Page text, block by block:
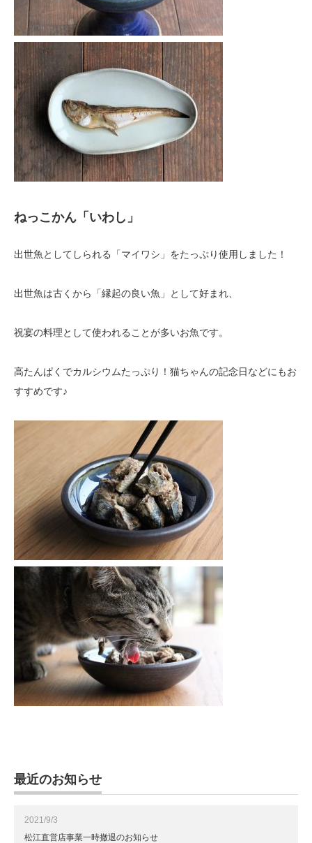
ねっこかん「いわし」
出世魚としてしられる「マイワシ」をたっぷり使用しました！
出世魚は古くから「縁起の良い魚」として好まれ、
祝宴の料理として使われることが多いお魚です。
高たんぱくでカルシウムたっぷり！猫ちゃんの記念日などにもお
すすめです♪
最近のお知らせ
2021/9/3
松江直営店事業一時撤退のお知らせ